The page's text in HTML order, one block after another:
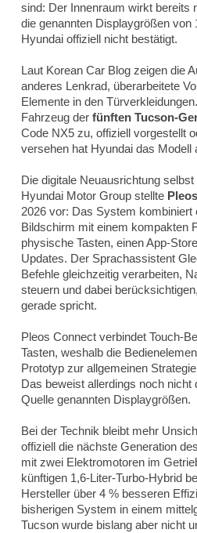
sind: Der Innenraum wirkt bereits
die genannten Displaygrößen von
Hyundai offiziell nicht bestätigt.
Laut Korean Car Blog zeigen die
anderes Lenkrad, überarbeitete
Elemente in den
Fahrzeug der fünften Tucson-
Code NX5 zu, offiziell vorgestellt
versehen hat Hyundai das Modell
Die digitale Neuausrichtung
Hyundai Motor Group stellte
2026 vor: Das System kombiniert
Bildschirm mit einem kompakten
physische Tasten, einen App-
Updates. Der Sprachassistent
Befehle gleichzeitig verarbeiten,
steuern und dabei
gerade spricht.
Pleos Connect verbindet Touch-
Tasten, weshalb die
Prototyp zur allgemeinen
Das beweist allerdings noch nicht
Quelle genannten Displaygrößen.
Bei der Technik bleibt mehr
offiziell die nächste Generation
mit zwei Elektromotoren im
künftigen 1,6-Liter-Turbo-Hybrid
Hersteller über 4 % besseren
bisherigen System in einem
Tucson wurde bislang aber nicht